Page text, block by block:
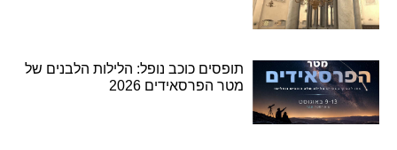
תופסים כוכב נופל: הלילות הלבנים של
מטר הפרסאידים 2026